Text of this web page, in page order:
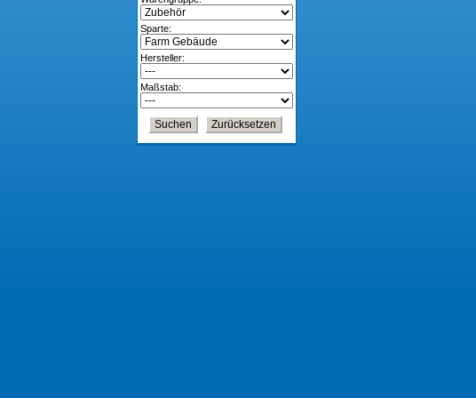
Sparte:
Hersteller:
Maßstab: